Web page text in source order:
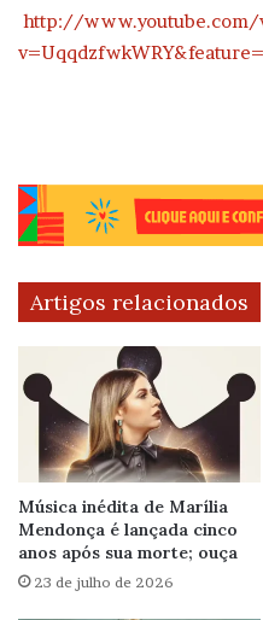
http://www.youtube.com/
Artigos relacionados
Música inédita de Marília
Mendonça é lançada cinco
anos após sua morte; ouça
23 de julho de 2026